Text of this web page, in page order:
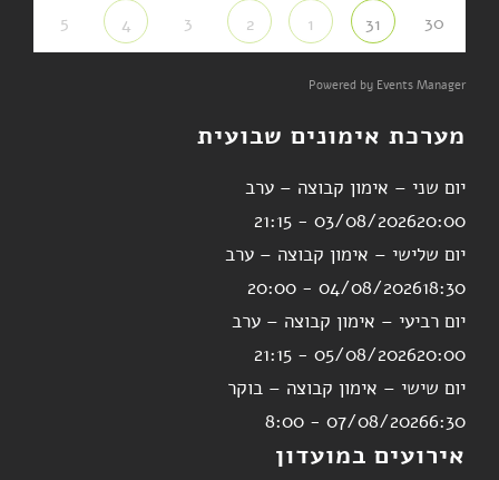
30
31
1
2
3
4
5
Powered by Events Manager
מערכת אימונים שבועית
יום שני – אימון קבוצה – ערב
03/08/202620:00 - 21:15
יום שלישי – אימון קבוצה – ערב
04/08/202618:30 - 20:00
יום רביעי – אימון קבוצה – ערב
05/08/202620:00 - 21:15
יום שישי – אימון קבוצה – בוקר
07/08/20266:30 - 8:00
אירועים במועדון